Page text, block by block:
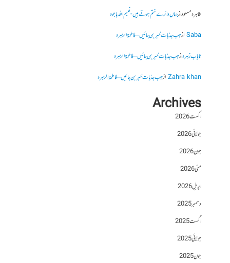
طاہرہ مسعودازجہاں دائرے ختم ہوتے ہیں- نعیم اللہ باجوہ
Sabaازجب جذبات خبر بن جائیں – فاطمۃالزہرہ
نایاب زہرہازجب جذبات خبر بن جائیں – فاطمۃالزہرہ
Zahra khanازجب جذبات خبر بن جائیں – فاطمۃالزہرہ
Archives
اگست 2026
جولائی 2026
جون 2026
مئی 2026
اپریل 2026
دسمبر 2025
اگست 2025
جولائی 2025
جون 2025